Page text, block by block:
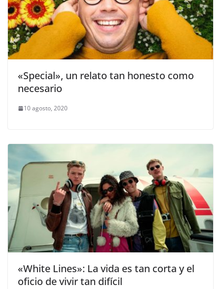
«Special», un relato tan honesto como
necesario
10 agosto, 2020
«White Lines»: La vida es tan corta y el
oficio de vivir tan difícil